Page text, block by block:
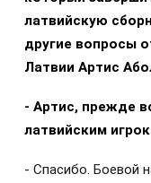
латвийскую
другие вопросы
Латвии Артис
- Артис, прежде
латвийским
- Спасибо. Боевой